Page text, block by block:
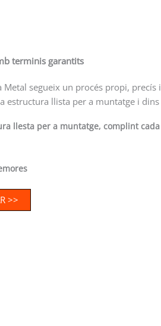
terminis garantits
Metal segueix un procés propi, precís i
estructura llista per a muntatge i dins
llesta per a muntatge, complint cada
>>